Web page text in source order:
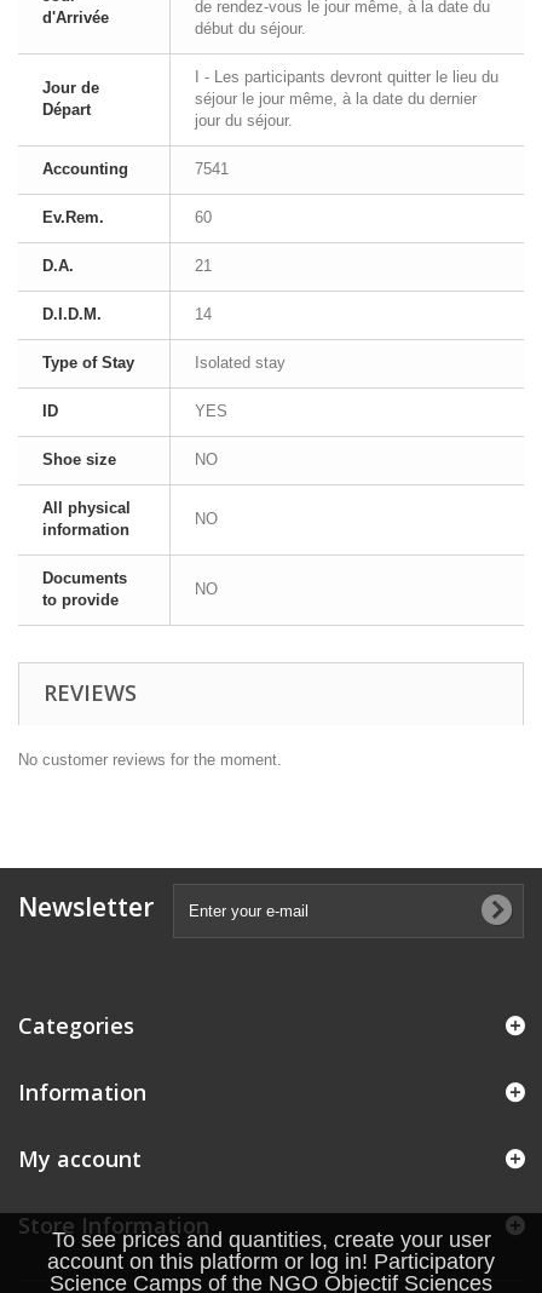
To see prices and quantities, create your user
account on this platform or log in! Participatory
Science Camps of the NGO Objectif Sciences
d'Arrivée
de rendez-vous le jour même, à la date du
début du séjour.
Jour de
Départ
I - Les participants devront quitter le lieu du
séjour le jour même, à la date du dernier
jour du séjour.
Accounting 7541
Ev.Rem. 60
D.A. 21
D.I.D.M. 14
Type of Stay Isolated stay
ID YES
Shoe size NO
All physical
information
NO
Documents
to provide
NO
REVIEWS
No customer reviews for the moment.
Newsletter
Categories
Information
My account
Store Information